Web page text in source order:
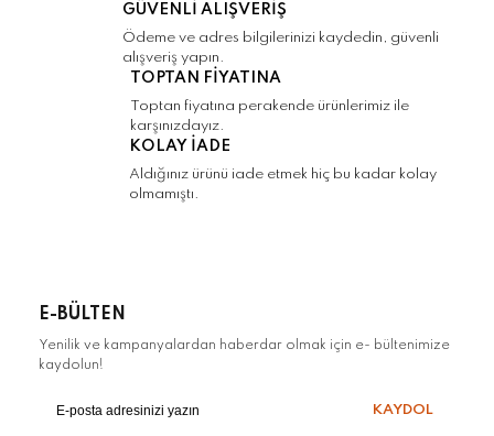
Gönder
GÜVENLİ ALIŞVERİŞ
Ödeme ve adres bilgilerinizi kaydedin, güvenli
alışveriş yapın.
TOPTAN FİYATINA
Toptan fiyatına perakende ürünlerimiz ile
karşınızdayız.
KOLAY İADE
Aldığınız ürünü iade etmek hiç bu kadar kolay
olmamıştı.
E-BÜLTEN
Yenilik ve kampanyalardan haberdar olmak için e- bültenimize
kaydolun!
KAYDOL